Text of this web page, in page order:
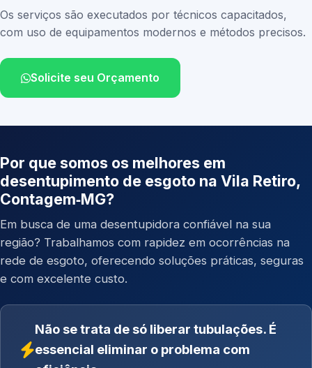
Os serviços são executados por técnicos capacitados,
com uso de equipamentos modernos e métodos precisos.
Solicite seu Orçamento
Por que somos os melhores em
desentupimento de esgoto na Vila Retiro,
Contagem‑MG?
Em busca de uma desentupidora confiável na sua
região? Trabalhamos com rapidez em ocorrências na
rede de esgoto, oferecendo soluções práticas, seguras
e com excelente custo.
Não se trata de só liberar tubulações. É
essencial eliminar o problema com